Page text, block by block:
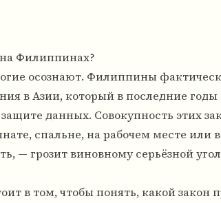
Филиппинах?
осознают. Филиппины
в Азии, который в последние
данных. Совокупность этих
спальне, на рабочем месте или
— грозит виновному серьёзной
в том, чтобы понять, какой закон